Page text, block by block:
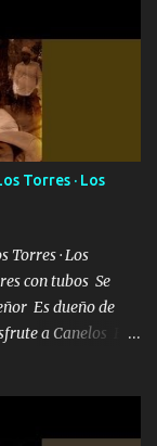
mucho para
Milán y también
fragancia
no se han dado
Torres · Los
Torres · Los
con tubos Se
Es dueño de
a Canelos Es
por eso hay